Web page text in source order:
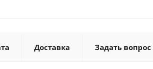
Доставка Задать вопрос